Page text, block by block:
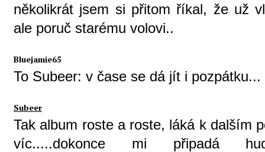
několikrát jsem si přitom říkal, že už
ale poruč starému volovi..
Bluejamie65
To Subeer: v čase se dá jít i pozpátku...
Subeer
Tak album roste a roste, láká k dalším
víc.....dokonce mi připadá